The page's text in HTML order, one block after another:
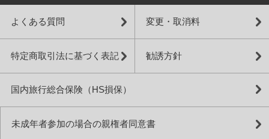
よくある質問 変更・取消料
特定商取引法に基づく表記 勧誘方針
国内旅行総合保険（HS損保）
未成年者参加の場合の親権者同意書